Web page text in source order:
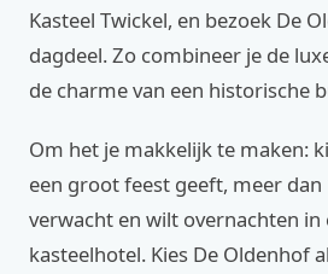
Kasteel Twickel, en bezoek De
dagdeel. Zo combineer je de
de charme van een historische
Om het je makkelijk te maken:
een groot feest geeft, meer dan
verwacht en wilt overnachten in
kasteelhotel. Kies De Oldenhof